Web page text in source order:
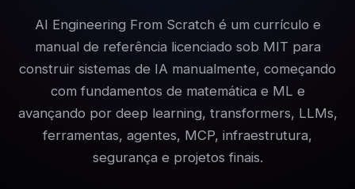
AI Engineering From Scratch é um currículo e
manual de referência licenciado sob MIT para
construir sistemas de IA manualmente, começando
com fundamentos de matemática e ML e
avançando por deep learning, transformers, LLMs,
ferramentas, agentes, MCP, infraestrutura,
segurança e projetos finais.